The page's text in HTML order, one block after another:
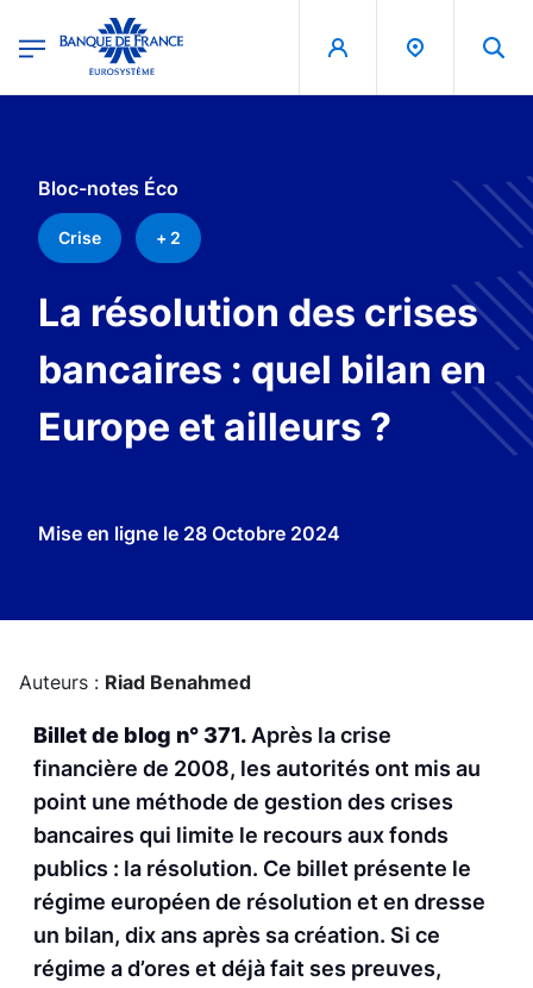
Banque de France - Menu Principal
Bloc-notes Éco
Crise + 2
La résolution des crises
bancaires : quel bilan en
Europe et ailleurs ?
Mise en ligne le 28 Octobre 2024
Auteurs : Riad Benahmed
Billet de blog n° 371. Après la crise
financière de 2008, les autorités ont mis au
point une méthode de gestion des crises
bancaires qui limite le recours aux fonds
publics : la résolution. Ce billet présente le
régime européen de résolution et en dresse
un bilan, dix ans après sa création. Si ce
régime a d’ores et déjà fait ses preuves,